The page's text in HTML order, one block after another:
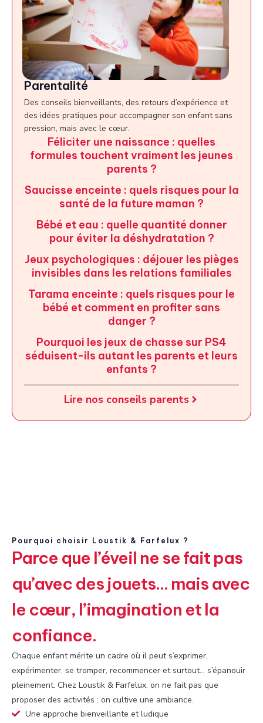
Parentalité
Des conseils bienveillants, des retours d’expérience et
des idées pratiques pour accompagner son enfant sans
pression, mais avec le cœur.
Féliciter une naissance : quelles
formules touchent vraiment les jeunes
parents ?
Saucisse enceinte : quels risques pour la
santé de la future maman ?
Bébé et eau : quelle quantité donner
pour éviter la déshydratation ?
Jeux psychologiques : déjouer les pièges
invisibles dans les relations familiales
Tarama enceinte : quels risques pour le
bébé et comment en profiter sans
danger ?
Pourquoi les jeux de chasse sur PS4
séduisent-ils autant les parents et leurs
enfants ?
Lire nos conseils parents
Pourquoi choisir Loustik & Farfelux ?
Parce que l’éveil ne se fait pas
qu’avec des jouets… mais avec
le cœur, l’imagination et la
confiance.
Chaque enfant mérite un cadre où il peut s’exprimer,
expérimenter, se tromper, recommencer et surtout… s’épanouir
pleinement. Chez Loustik & Farfelux, on ne fait pas que
proposer des activités : on cultive une ambiance.
Une approche bienveillante et ludique